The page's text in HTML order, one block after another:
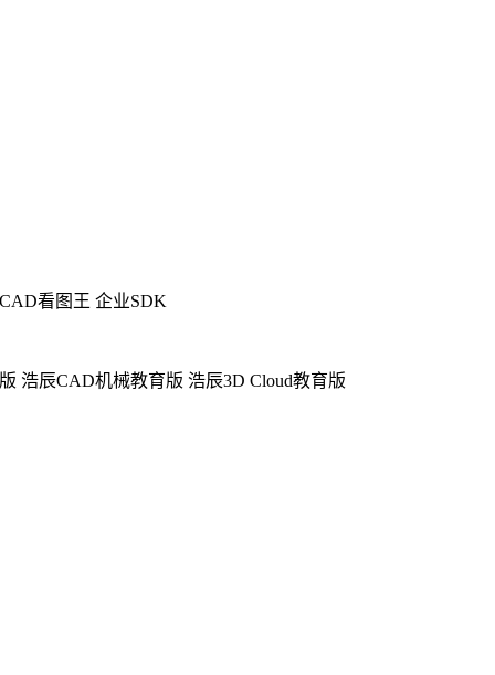
看图王 企业SDK
浩辰CAD机械教育版 浩辰3D Cloud教育版